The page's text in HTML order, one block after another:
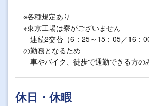
※各種規定あり
※東京工場は寮がございません
連続2交替（6：25～15：05／16：
の勤務となるため
車やバイク、徒歩で通勤できる方の
休日・休暇